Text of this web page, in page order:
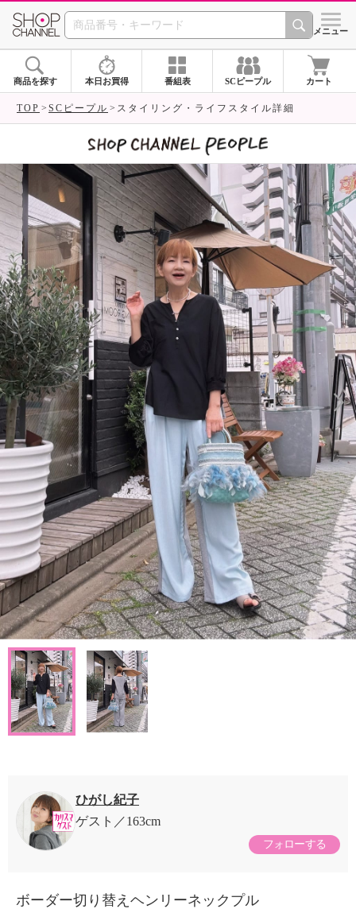
SHOP CHANNEL シメニュー
商品を探す 本日お買得 番組表 SCピープル カート
TOP SCピープル スタイリング・ライフスタイル詳細
ひがし紀子
ゲスト
163cm
フォローする
ボーダー切り替えヘンリーネックプル